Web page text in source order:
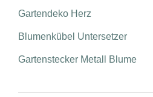
Gartendeko Herz
Blumenkübel Untersetzer
Gartenstecker Metall Blume